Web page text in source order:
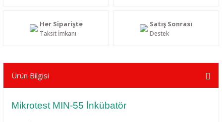
Her Siparişte
Taksit İmkanı
Satış Sonrası
Destek
Ürün Bilgisi
Mikrotest MIN-55 İnkübatör